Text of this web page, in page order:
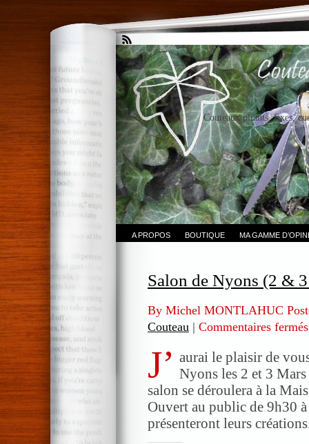
Couteaux pliants, fixes,
A PROPOS BOUTIQUE MA GAMME
Salon de Nyons (2 &
By Michel MONTLAHUC
Couteau | Commentaires fermés
J’ aurai le plaisir de
Nyons les 2 et 3
salon se déroulera à la
Ouvert au public de 9h30
présenteront leurs